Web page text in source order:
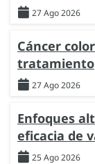
27 Ago 2026
Cáncer
tratamiento
27 Ago 2026
Enfoques
eficacia de
25 Ago 2026